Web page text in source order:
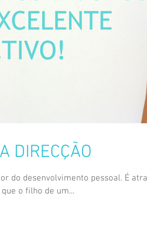
DIRECÇÃO
do desenvolvimento pessoal. É
o filho de um...